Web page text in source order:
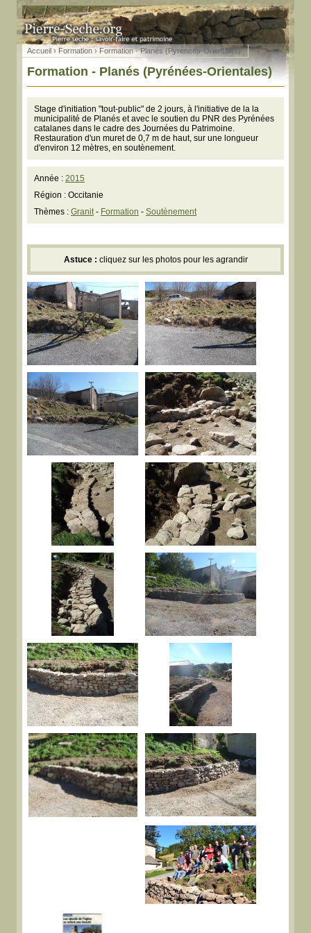
Accueil › Formation› Formation - Planés (Pyrénées-Orientales)
Formation - Planés (Pyrénées-Orientales)
Stage d'initiation "tout-public" de 2 jours, à l'initiative de la la
municipalité de Planés et avec le soutien du PNR des Pyrénées
catalanes dans le cadre des Journées du Patrimoine.
Restauration d'un muret de 0,7 m de haut, sur une longueur
d'environ 12 mètres, en soutènement.
Année : 2015
Région : Occitanie
Thèmes : Granit- Formation - Soutènement
Astuce : cliquez sur les photos pour les agrandir